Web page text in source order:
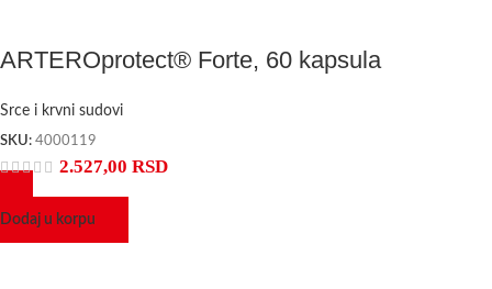
ARTEROprotect® Forte, 60 kapsula
Srce i krvni sudovi
SKU: 4000119
2.527,00 RSD
Dodaj u korpu